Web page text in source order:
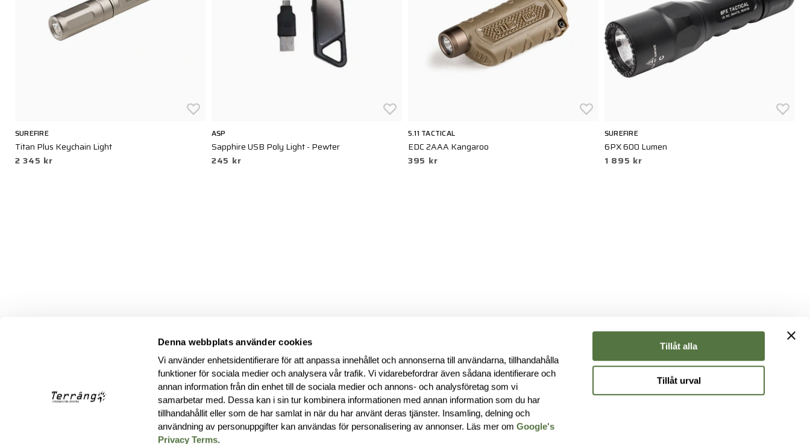
Denna webbplats använder cookies
Vi använder enhetsidentifierare för att anpassa innehållet och annonserna till användarna, tillhandahålla
funktioner för sociala medier och analysera vår trafik. Vi vidarebefordrar även sådana identifierare och
annan information från din enhet till de sociala medier och annons- och analysföretag som vi
samarbetar med. Dessa kan i sin tur kombinera informationen med annan information som du har
tillhandahållit eller som de har samlat in när du har använt deras tjänster. Insamling, delning och
användning av personuppgifter kan användas för personalisering av annonser. Läs mer omGoogle's
Privacy Terms.
Tillåt alla
Tillåt urval
SUREFIRE
Titan Plus Keychain Light
2 345 kr
ASP
Sapphire USB Poly Light - Pewter
245 kr
5.11 TACTICAL
EDC 2AAA Kangaroo
395 kr
SUREFIRE
6PX 600 Lumen
1 895 kr